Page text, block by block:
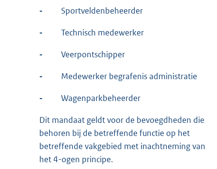
- Sportveldenbeheerder
- Technisch medewerker
- Veerpontschipper
- Medewerker begrafenis administratie
- Wagenparkbeheerder
Dit mandaat geldt voor de bevoegdheden die
behoren bij de betreffende functie op het
betreffende vakgebied met inachtneming van
het 4-ogen principe.